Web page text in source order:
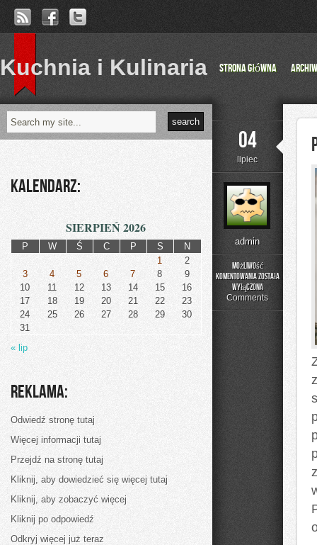
Kuchnia i Kulinaria Strona główna
04
lipiec
admin
Możliwość
komentowania
Przestępczośc
zorganizowana
została
wyłączona
Comments
Kalendarz:
SIERPIEŃ 2026
P W Ś C P S
N
1
2
3
4 5 6 7 8
9
10
11 12 13 14 15
16
17
18 19 20 21 22
23
24
25 26 27 28 29
30
31
« lip
Reklama:
Odwiedź stronę tutaj
Więcej informacji tutaj
Przejdź na stronę tutaj
Kliknij, aby dowiedzieć się więcej tutaj
Kliknij, aby zobaczyć więcej
Kliknij po odpowiedź
Odkryj więcej już teraz